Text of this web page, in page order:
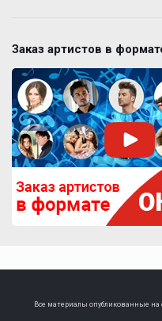
Заказ артистов в
Все материалы опубликованные на